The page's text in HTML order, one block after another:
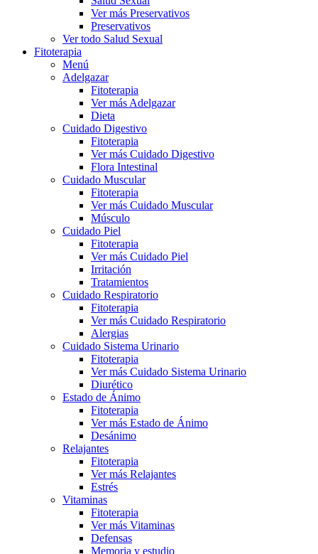
Ver más Preservativos
Preservativos
Ver todo Salud Sexual
Fitoterapia
Menú
Adelgazar
Fitoterapia
Ver más Adelgazar
Dieta
Cuidado Digestivo
Fitoterapia
Ver más Cuidado Digestivo
Flora Intestinal
Cuidado Muscular
Fitoterapia
Ver más Cuidado Muscular
Músculo
Cuidado Piel
Fitoterapia
Ver más Cuidado Piel
Irritación
Tratamientos
Cuidado Respiratorio
Fitoterapia
Ver más Cuidado Respiratorio
Alergias
Cuidado Sistema Urinario
Fitoterapia
Ver más Cuidado Sistema Urinario
Diurético
Estado de Ánimo
Fitoterapia
Ver más Estado de Ánimo
Desánimo
Relajantes
Fitoterapia
Ver más Relajantes
Estrés
Vitaminas
Fitoterapia
Ver más Vitaminas
Defensas
Memoria y estudio